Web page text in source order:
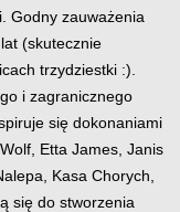
Godny zauważenia
(skutecznie
trzydziestki :).
i zagranicznego
się dokonaniami
Etta James, Janis
Kasa Chorych,
się do stworzenia